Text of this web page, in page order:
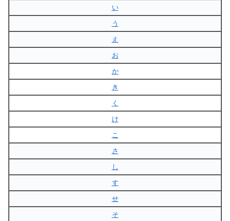
い
う
え
お
か
き
く
け
こ
さ
し
す
せ
そ